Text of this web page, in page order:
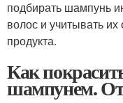
подбирать шампунь
волос и учитывать
продукта.
Как
шампунем.